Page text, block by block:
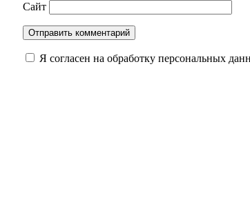
Сайт
Я согласен на обработку персональных